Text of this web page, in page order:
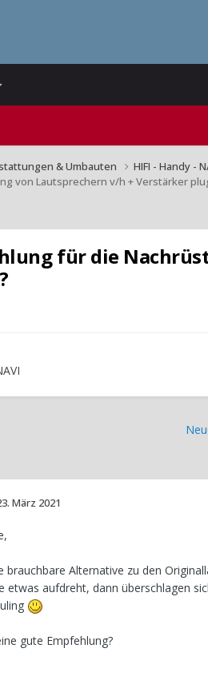
& Umbauten
HIFI - Handy -
von Lautsprechern v/h + Verstärker
für die
März 2021
brauchbare Alternative zu den
etwas aufdreht, dann überschlagen
gute Empfehlung?